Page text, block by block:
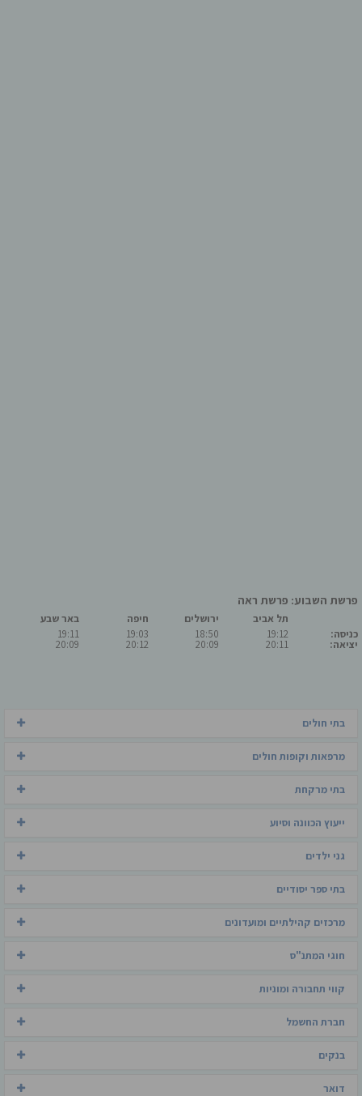
פרשת השבוע: פרשת ראה
כניסה:
יציאה:
תל אביב
19:12
20:11
ירושלים
18:50
20:09
חיפה
19:03
20:12
באר שבע
19:11
20:09
בתי חולים
מרפאות וקופות חולים
בתי מרקחת
ייעוץ הכוונה וסיוע
גני ילדים
בתי ספר יסודיים
מרכזים קהילתיים ומועדונים
חוגי המתנ"ס
קווי תחבורה ומוניות
חברת החשמל
בנקים
דואר